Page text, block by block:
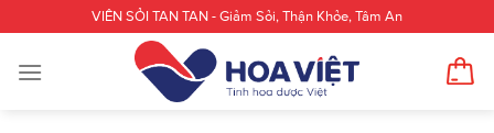
to
content
VIÊN SỎI TAN TAN - Giảm Sỏi, Thận Khỏe, Tâm An